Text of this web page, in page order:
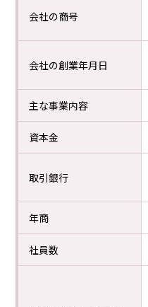
会社の商号
会社の創業年月日
主な事業内容
資本金
取引銀行
年商
社員数